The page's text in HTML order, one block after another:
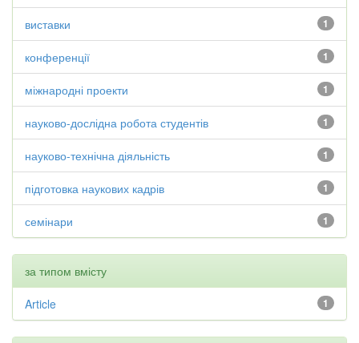
1
виставки
1
конференції
1
міжнародні проекти
1
науково-дослідна робота студентів
1
науково-технічна діяльність
1
підготовка наукових кадрів
1
семінари
за типом вмісту
1
Article